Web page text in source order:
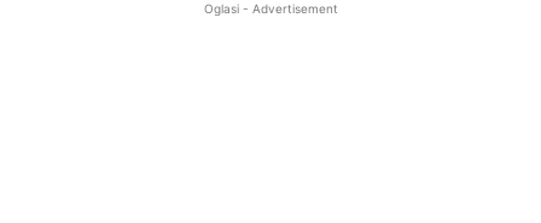
Oglasi - Advertisement